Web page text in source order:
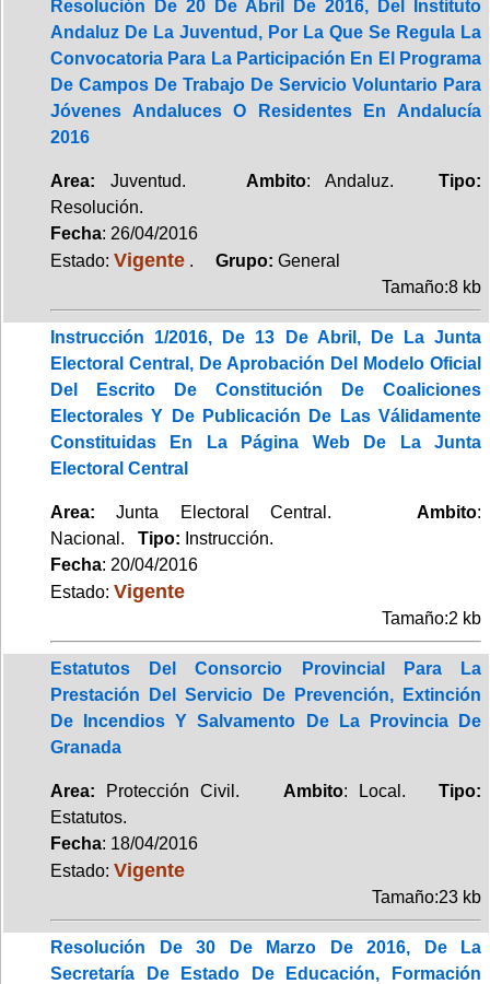
Resolución De 20 De Abril De 2016, Del Instituto
Andaluz De La Juventud, Por La Que Se Regula La
Convocatoria Para La Participación En El Programa
De Campos De Trabajo De Servicio Voluntario Para
Jóvenes Andaluces O Residentes En Andalucía
2016
Area: Juventud. Ambito: Andaluz.Tipo:
Resolución.
Fecha: 26/04/2016
Estado: Vigente . Grupo: General
Tamaño:8 kb
Instrucción 1/2016, De 13 De Abril, De La Junta
Electoral Central, De Aprobación Del Modelo Oficial
Del Escrito De Constitución De Coaliciones
Electorales Y De Publicación De Las Válidamente
Constituidas En La Página Web De La Junta
Electoral Central
Area: Junta Electoral Central. Ambito:
Nacional. Tipo: Instrucción.
Fecha: 20/04/2016
Estado: Vigente
Tamaño:2 kb
Estatutos Del Consorcio Provincial Para La
Prestación Del Servicio De Prevención, Extinción
De Incendios Y Salvamento De La Provincia De
Granada
Area: Protección Civil. Ambito: Local. Tipo:
Estatutos.
Fecha: 18/04/2016
Estado: Vigente
Tamaño:23 kb
Resolución De 30 De Marzo De 2016, De La
Secretaría De Estado De Educación, Formación